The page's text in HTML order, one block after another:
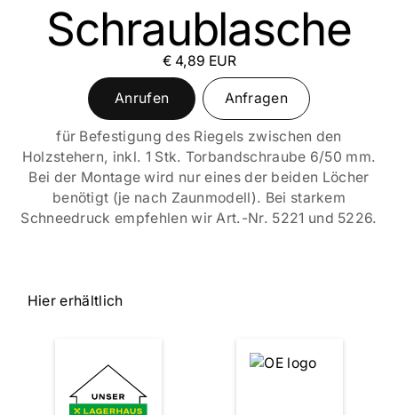
Schraublasche
€ 4,89 EUR
Anrufen Anfragen
für Befestigung des Riegels zwischen den
Holzstehern, inkl. 1 Stk. Torbandschraube 6/50 mm.
Bei der Montage wird nur eines der beiden Löcher
benötigt (je nach Zaunmodell). Bei starkem
Schneedruck empfehlen wir Art.-Nr. 5221 und 5226.
Hier erhältlich